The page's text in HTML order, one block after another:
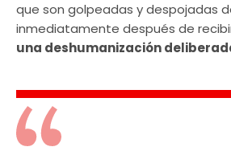
que son golpeadas y despojadas
inmediatamente después de
una deshumanización